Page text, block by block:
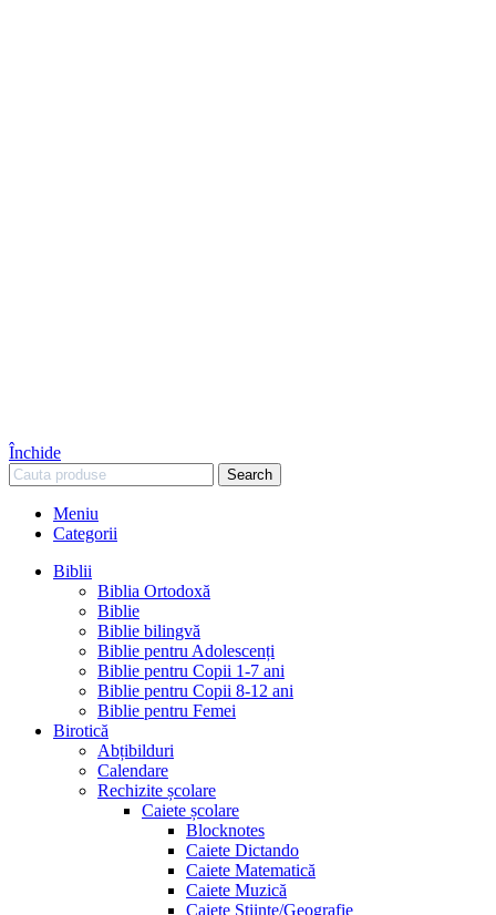
Închide
Search
Meniu
Categorii
Biblii
Biblia Ortodoxă
Biblie
Biblie bilingvă
Biblie pentru Adolescenți
Biblie pentru Copii 1-7 ani
Biblie pentru Copii 8-12 ani
Biblie pentru Femei
Birotică
Abțibilduri
Calendare
Rechizite școlare
Caiete școlare
Blocknotes
Caiete Dictando
Caiete Matematică
Caiete Muzică
Caiete Științe/Geografie